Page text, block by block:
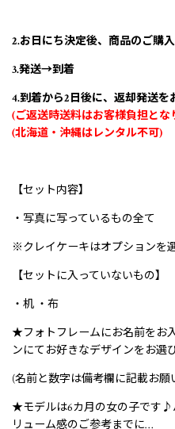
2.お日にち決定後、商品のご購
3.発送→到着
4.到着から2日後に、返却発送を
(ご返送時送料はお客様負担とな
(北海道・沖縄はレンタル不可)
【セット内容】
・写真に写っているもの全て
※クレイケーキはオプションを
【セットに入っていないもの】
・机 ・布
★フォトフレームにお名前をお
ンにてお好きなデザインをお選
(名前と数字は備考欄に記載お願
★モデルは6カ月の女の子です♪
リューム感のご参考までに…